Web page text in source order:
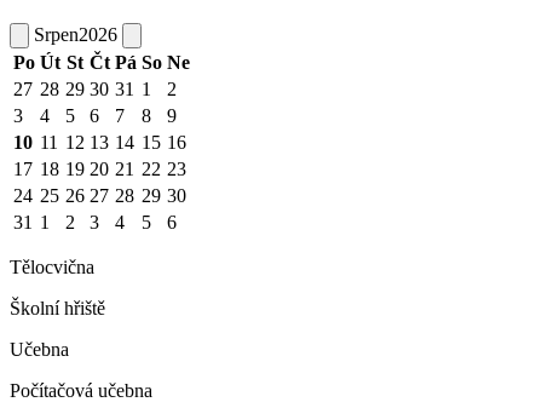
Srpen2026
Po Út St Čt Pá So Ne
27 28 29 30 31 1
2
3
4 5 6 7 8
9
10 11 12 13 14 15 16
17 18 19 20 21 22 23
24 25 26 27 28 29 30
31 1 2 3 4 5 6
Tělocvična
Školní hřiště
Učebna
Počítačová učebna